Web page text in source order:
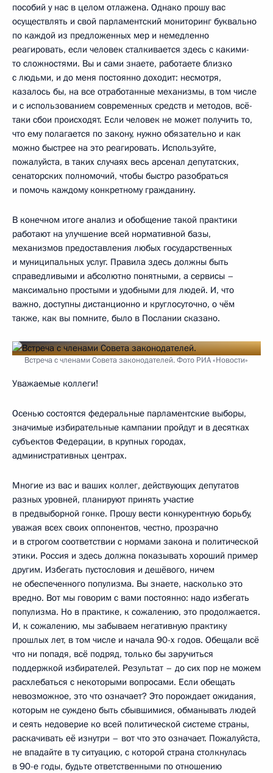
пособий у нас в целом отлажена. Однако прошу вас
осуществлять и свой парламентский мониторинг буквально
по каждой из предложенных мер и немедленно
реагировать, если человек сталкивается здесь с какими-
то сложностями. Вы и сами знаете, работаете близко
с людьми, и до меня постоянно доходит: несмотря,
казалось бы, на все отработанные механизмы, в том числе
и с использованием современных средств и методов, всё-
таки сбои происходят. Если человек не может получить то,
что ему полагается по закону, нужно обязательно и как
можно быстрее на это реагировать. Используйте,
пожалуйста, в таких случаях весь арсенал депутатских,
сенаторских полномочий, чтобы быстро разобраться
и помочь каждому конкретному гражданину.
В конечном итоге анализ и обобщение такой практики
работают на улучшение всей нормативной базы,
механизмов предоставления любых государственных
и муниципальных услуг. Правила здесь должны быть
справедливыми и абсолютно понятными, а сервисы –
максимально простыми и удобными для людей. И, что
важно, доступны дистанционно и круглосуточно, о чём
также, как вы помните, было в Послании сказано.
Встреча с членами Совета законодателей. Фото РИА «Новости»
Уважаемые коллеги!
Осенью состоятся федеральные парламентские выборы,
значимые избирательные кампании пройдут и в десятках
субъектов Федерации, в крупных городах,
административных центрах.
Многие из вас и ваших коллег, действующих депутатов
разных уровней, планируют принять участие
в предвыборной гонке. Прошу вести конкурентную борьбу,
уважая всех своих оппонентов, честно, прозрачно
и в строгом соответствии с нормами закона и политической
этики. Россия и здесь должна показывать хороший пример
другим. Избегать пустословия и дешёвого, ничем
не обеспеченного популизма. Вы знаете, насколько это
вредно. Вот мы говорим с вами постоянно: надо избегать
популизма. Но в практике, к сожалению, это продолжается.
И, к сожалению, мы забываем негативную практику
прошлых лет, в том числе и начала 90-х годов. Обещали всё
что ни попадя, всё подряд, только бы заручиться
поддержкой избирателей. Результат – до сих пор не можем
расхлебаться с некоторыми вопросами. Если обещать
невозможное, это что означает? Это порождает ожидания,
которым не суждено быть сбывшимися, обманывать людей
и сеять недоверие ко всей политической системе страны,
раскачивать её изнутри – вот что это означает. Пожалуйста,
не впадайте в ту ситуацию, с которой страна столкнулась
в 90-е годы, будьте ответственными по отношению